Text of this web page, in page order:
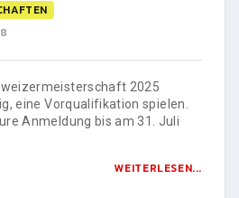
2025
eine Vorqualifikation spielen.
Anmeldung bis am 31. Juli
WEITERLESEN...